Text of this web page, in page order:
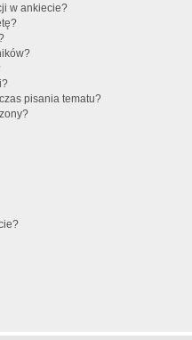
w ankiecie?
pisania tematu?